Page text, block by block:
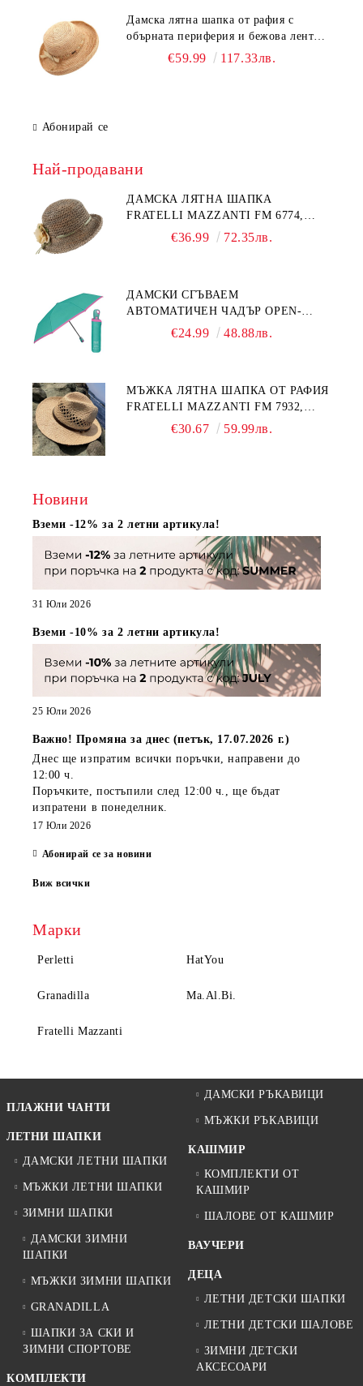
Дамска лятна шапка от рафия с
обърната периферия и бежова лента
Fratelli Mazzanti | Натурален
€59.99 117.33лв.
Абонирай се
Най-продавани
ДАМСКА ЛЯТНА ШАПКА
FRATELLI MAZZANTI FM 6774,
НАТУРАЛЕН/ЖЪЛТО ЦВЕТЕ
€36.99 72.35лв.
ДАМСКИ СГЪВАЕМ
АВТОМАТИЧЕН ЧАДЪР OPEN-
CLOSE | PERLETTI TECHNOLOGY
€24.99 48.88лв.
МЪЖКА ЛЯТНА ШАПКА ОТ РАФИЯ
FRATELLI MAZZANTI FM 7932,
НАТУРАЛЕН
€30.67 59.99лв.
Новини
Вземи -12% за 2 летни артикула!
31 Юли 2026
Вземи -10% за 2 летни артикула!
25 Юли 2026
Важно! Промяна за днес (петък, 17.07.2026 г.)
Днес ще изпратим всички поръчки, направенидо
12:00 ч.
Поръчките, постъпили след 12:00 ч. , ще бъдат
изпратени в понеделник.
17 Юли 2026
Абонирай се за новини
Виж всички
Марки
Perletti HatYou
Granadilla Ma.Al.Bi.
Fratelli Mazzanti
ПЛАЖНИ ЧАНТИ
ЛЕТНИ ШАПКИ
ДАМСКИ ЛЕТНИ ШАПКИ
МЪЖКИ ЛЕТНИ ШАПКИ
ЗИМНИ ШАПКИ
ДАМСКИ ЗИМНИ
ШАПКИ
МЪЖКИ ЗИМНИ ШАПКИ
GRANADILLA
ШАПКИ ЗА СКИ И
ЗИМНИ СПОРТОВЕ
КОМПЛЕКТИ
ДАМСКИ РЪКАВИЦИ
МЪЖКИ РЪКАВИЦИ
КАШМИР
КОМПЛЕКТИ ОТ
КАШМИР
ШАЛОВЕ ОТ КАШМИР
ВАУЧЕРИ
ДЕЦА
ЛЕТНИ ДЕТСКИ ШАПКИ
ЛЕТНИ ДЕТСКИ ШАЛОВЕ
ЗИМНИ ДЕТСКИ
АКСЕСОАРИ